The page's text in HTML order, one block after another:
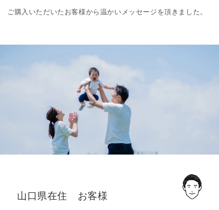
ご購入いただいたお客様から温かいメッセージを頂きました。
山口県在住 お客様